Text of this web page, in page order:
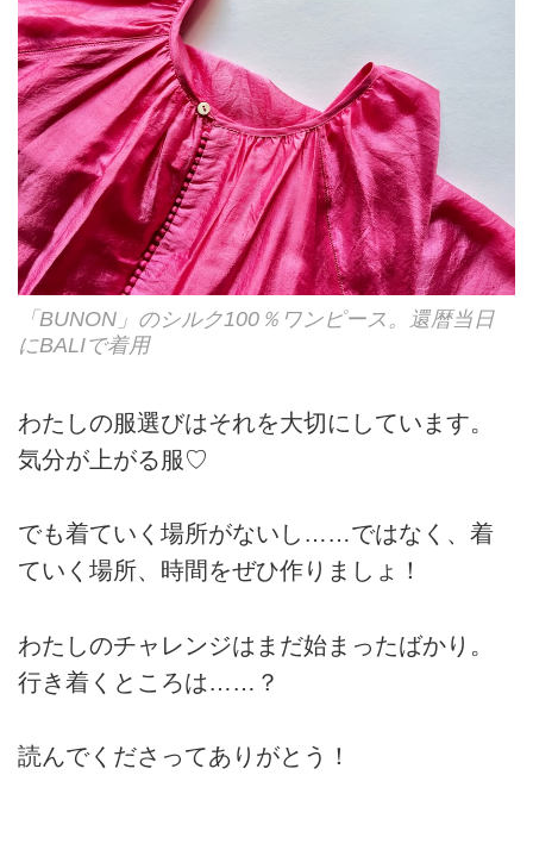
「BUNON」のシルク100％ワンピース。還暦当日
にBALIで着用
わたしの服選びはそれを大切にしています。
気分が上がる服♡
でも着ていく場所がないし……ではなく、着
ていく場所、時間をぜひ作りましょ！
わたしのチャレンジはまだ始まったばかり。
行き着くところは……？
読んでくださってありがとう！